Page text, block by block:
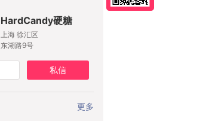
HardCandy硬糖
上海 徐汇区
东湖路9号
私信
更多